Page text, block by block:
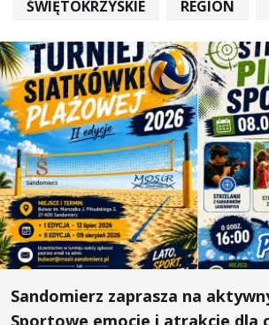
ŚWIĘTOKRZYSKIE REGION
Sandomierz zaprasza na